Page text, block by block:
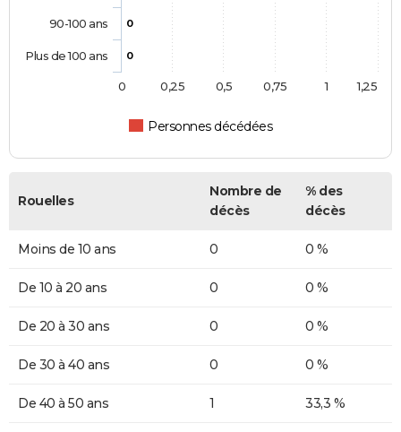
0
0
Personnes décédées
90-100 ans
Plus de 100 ans
0 1
0,25 0,5 0,75 1,25
Rouelles
Nombre de
décès
% des
décès
Moins de 10 ans 0 0 %
De 10 à 20 ans 0 0 %
De 20 à 30 ans 0 0 %
De 30 à 40 ans 0 0 %
De 40 à 50 ans 1 33,3 %